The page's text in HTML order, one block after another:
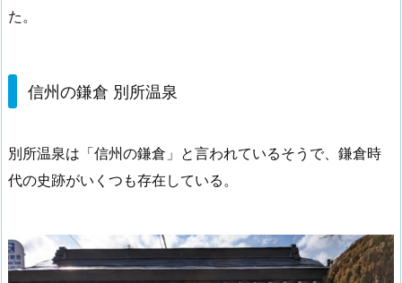
た。
信州の鎌倉 別所温泉
別所温泉は「信州の鎌倉」と言われているそうで、鎌倉時
代の史跡がいくつも存在している。